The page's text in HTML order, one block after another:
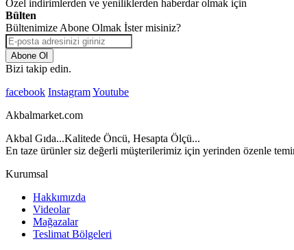
Özel indirimlerden ve yeniliklerden haberdar olmak için
Bülten
Bültenimize Abone Olmak İster misiniz?
Abone Ol
Bizi takip edin.
facebook InstagramYoutube
Akbalmarket.com
Akbal Gıda...Kalitede Öncü, Hesapta Ölçü...
En taze ürünler siz değerli müşterilerimiz için yerinden özenle
Kurumsal
Hakkımızda
Videolar
Mağazalar
Teslimat Bölgeleri